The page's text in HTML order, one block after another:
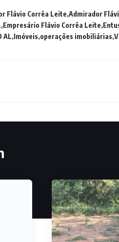
Flávio Corrêa Leite Admirador
Empresário Flávio Corrêa Leite
AL Imóveis operações imobiliárias